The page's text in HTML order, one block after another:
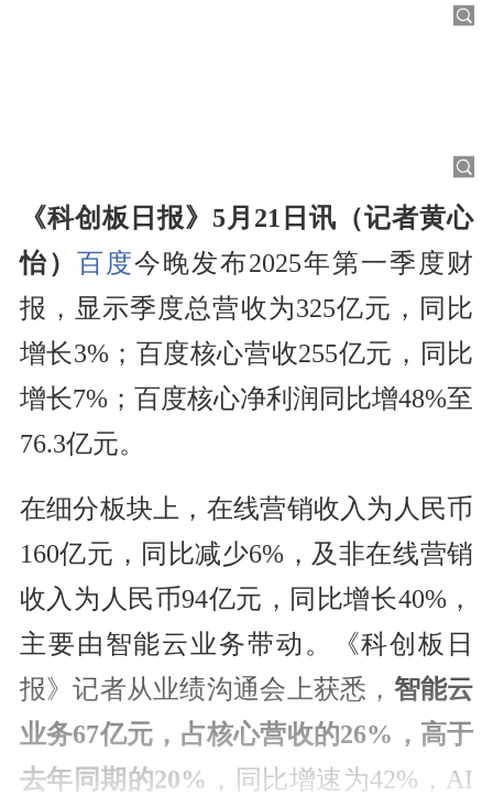
《科创板日报》5月21日讯（记者黄心
怡）
百度今晚发布2025年第一季度财
报，显示季度总营收为325亿元，同比
增长3%；百度核心营收255亿元，同比
增长7%；百度核心净利润同比增48%至
76.3亿元。
在细分板块上，在线营销收入为人民币
160亿元，同比减少6%，及非在线营销
收入为人民币94亿元，同比增长40%，
主要由智能云业务带动。《科创板日
报》记者从业绩沟通会上获悉， 智能云
业务67亿元，占核心营收的26%，高于
去年同期的20% ，同比增速为42%，AI